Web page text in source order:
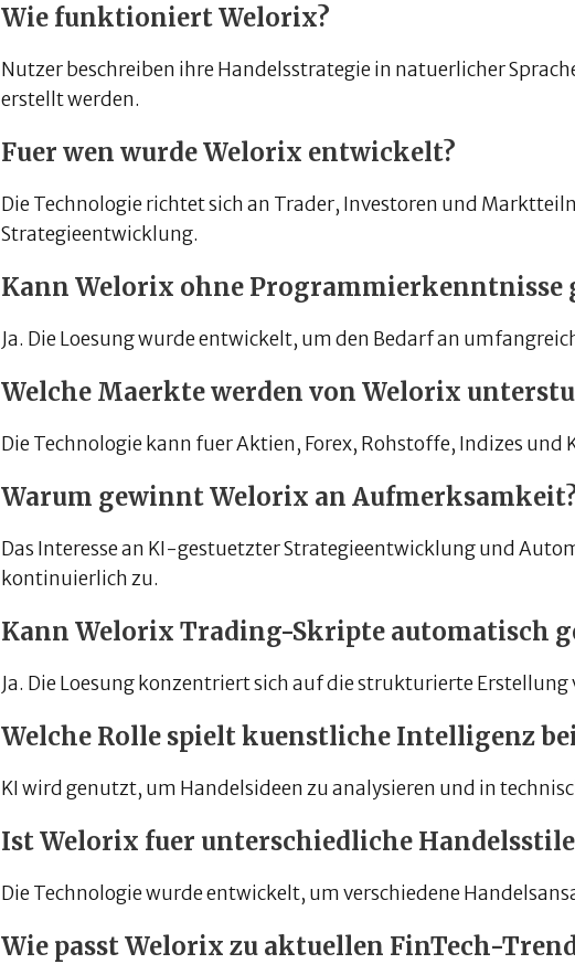
Wie funktioniert Welorix?
Nutzer beschreiben ihre Handelsstrategie in natuerlicher
erstellt werden.
Fuer wen wurde Welorix entwickelt?
Die Technologie richtet sich an Trader, Investoren und
Strategieentwicklung.
Kann Welorix ohne Programmierkenntnisse
Ja. Die Loesung wurde entwickelt, um den Bedarf an
Welche Maerkte werden von Welorix
Die Technologie kann fuer Aktien, Forex, Rohstoffe, Indizes
Warum gewinnt Welorix an
Das Interesse an KI-gestuetzter Strategieentwicklung und
kontinuierlich zu.
Kann Welorix Trading-Skripte automatisch
Ja. Die Loesung konzentriert sich auf die strukturierte
Welche Rolle spielt kuenstliche Intelligenz
KI wird genutzt, um Handelsideen zu analysieren und in
Ist Welorix fuer unterschiedliche
Die Technologie wurde entwickelt, um verschiedene
Wie passt Welorix zu aktuellen FinTech-